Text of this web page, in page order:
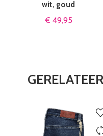
wit, goud
€ 49,95